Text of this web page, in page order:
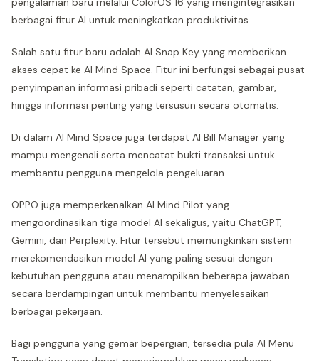
berbagai fitur AI untuk meningkatkan produktivitas.
Salah satu fitur baru adalah AI Snap Key yang memberikan
akses cepat ke AI Mind Space. Fitur ini berfungsi sebagai pusat
penyimpanan informasi pribadi seperti catatan, gambar,
hingga informasi penting yang tersusun secara otomatis.
Di dalam AI Mind Space juga terdapat AI Bill Manager yang
mampu mengenali serta mencatat bukti transaksi untuk
membantu pengguna mengelola pengeluaran.
OPPO juga memperkenalkan AI Mind Pilot yang
mengoordinasikan tiga model AI sekaligus, yaitu ChatGPT,
Gemini, dan Perplexity. Fitur tersebut memungkinkan sistem
merekomendasikan model AI yang paling sesuai dengan
kebutuhan pengguna atau menampilkan beberapa jawaban
secara berdampingan untuk membantu menyelesaikan
berbagai pekerjaan.
Bagi pengguna yang gemar bepergian, tersedia pula AI Menu